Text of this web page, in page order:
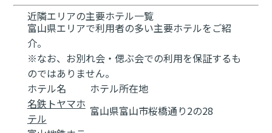
近隣エリアの主要ホテル一覧
富山県エリアで利用者の多い主要ホテルをご紹
介。
※なお、お別れ会・偲ぶ会での利用を保証するも
のではありません。
ホテル名
ホテル所在地
名鉄トヤマホ
テル
富山県富山市桜橋通り2の28